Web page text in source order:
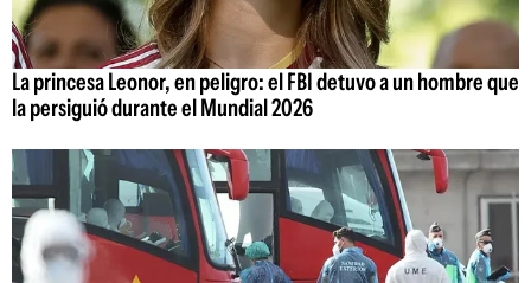
La princesa Leonor, en peligro: el FBI detuvo a un hombre que
la persiguió durante el Mundial 2026